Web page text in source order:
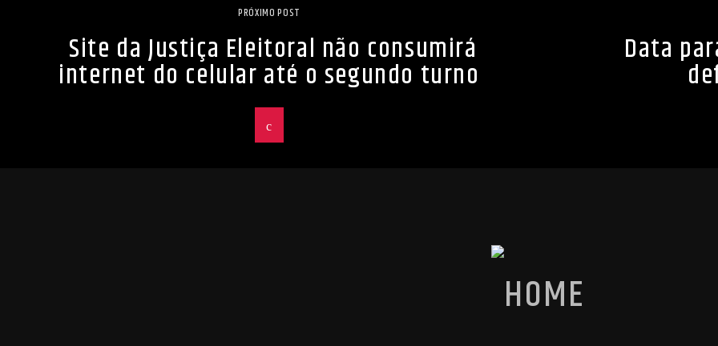
PRÓXIMO POST
Site da Justiça Eleitoral não consumirá
internet do celular até o segundo turno
Data